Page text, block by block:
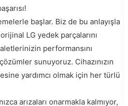
başlar. Biz de bu anlayışla
LG yedek parçalarını
performansını
sunuyoruz. Cihazınızın
yardımcı olmak için her türlü
arızaları onarmakla kalmıyor,